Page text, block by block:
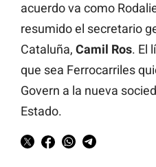
acuerdo va como
resumido el secretario
Cataluña, Camil Ros. El
que sea Ferrocarriles
Govern a la nueva
Estado.